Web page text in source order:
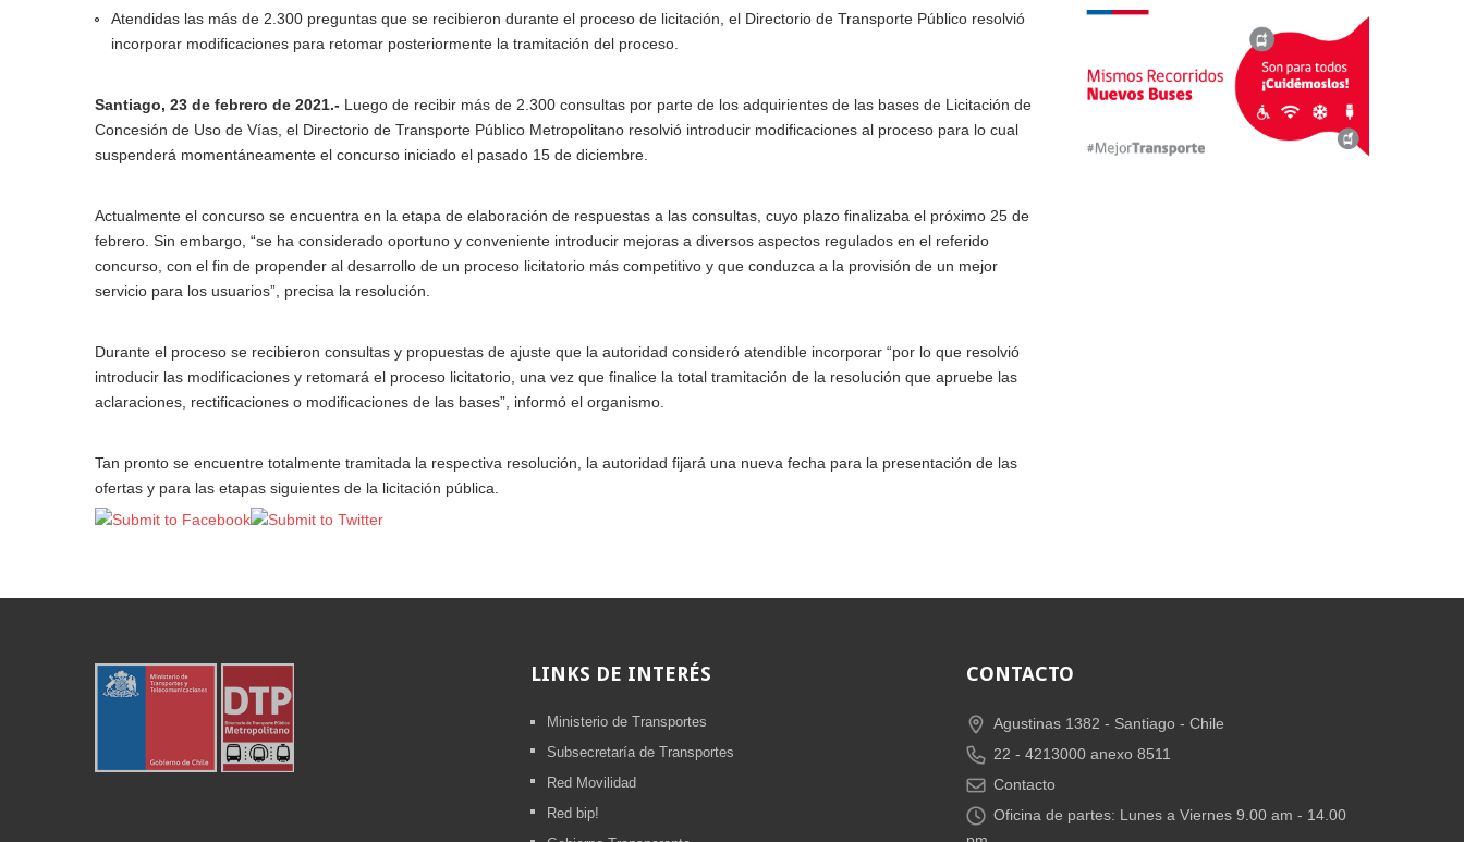
Atendidas las más de 2.300 preguntas que se recibieron durante el proceso de licitación, el Directorio de Transporte Público resolvió
incorporar modificaciones para retomar posteriormente la tramitación del proceso.
Santiago, 23 de febrero de 2021.- Luego de recibir más de 2.300 consultas por parte de los adquirientes de las bases de Licitación de
Concesión de Uso de Vías, el Directorio de Transporte Público Metropolitano resolvió introducir modificaciones al proceso para lo cual
suspenderá momentáneamente el concurso iniciado el pasado 15 de diciembre.
Actualmente el concurso se encuentra en la etapa de elaboración de respuestas a las consultas, cuyo plazo finalizaba el próximo 25 de
febrero. Sin embargo, “se ha considerado oportuno y conveniente introducir mejoras a diversos aspectos regulados en el referido
concurso, con el fin de propender al desarrollo de un proceso licitatorio más competitivo y que conduzca a la provisión de un mejor
servicio para los usuarios”, precisa la resolución.
Durante el proceso se recibieron consultas y propuestas de ajuste que la autoridad consideró atendible incorporar “por lo que resolvió
introducir las modificaciones y retomará el proceso licitatorio, una vez que finalice la total tramitación de la resolución que apruebe las
aclaraciones, rectificaciones o modificaciones de las bases”, informó el organismo.
Tan pronto se encuentre totalmente tramitada la respectiva resolución, la autoridad fijará una nueva fecha para la presentación de las
ofertas y para las etapas siguientes de la licitación pública.
LINKS DE INTERÉS
Ministerio de Transportes
Subsecretaría de Transportes
Red Movilidad
Red bip!
CONTACTO
Agustinas 1382 - Santiago - Chile
22 - 4213000 anexo 8511
Contacto
Oficina de partes: Lunes a Viernes 9.00 am - 14.00